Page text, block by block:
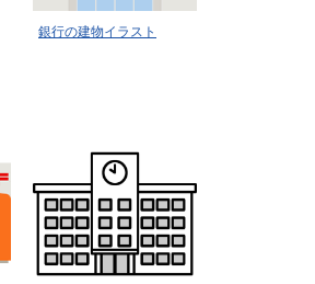
銀行の建物イラスト